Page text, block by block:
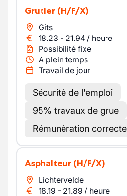
Grutier (H/F/X)
Gits
18.23 - 21.94 / heure
Possibilité fixe
A plein temps
Travail de jour
Sécurité de l'emploi
95% travaux de grue
Rémunération correcte
Asphalteur (H/F/X)
Lichtervelde
18.19 - 21.89 / heure